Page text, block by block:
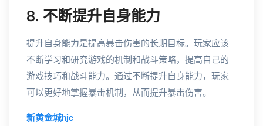
8. 不断提升自身能力
提升自身能力是提高暴击伤害的长期目标。玩家应该
不断学习和研究游戏的机制和战斗策略，提高自己的
游戏技巧和战斗能力。通过不断提升自身能力，玩家
可以更好地掌握暴击机制，从而提升暴击伤害。
新黄金城hjc